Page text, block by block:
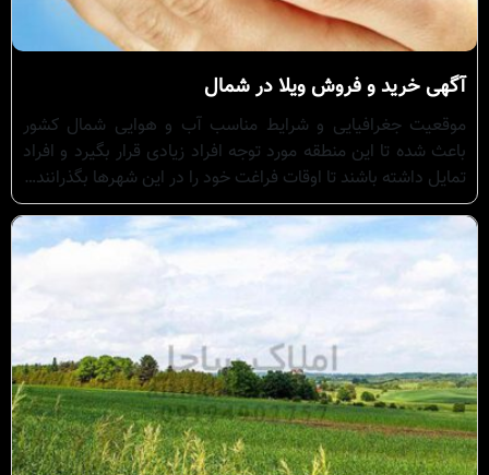
آگهی خرید و فروش ویلا در شمال
موقعیت جغرافیایی و شرایط مناسب آب و هوایی شمال کشور
باعث شده تا این منطقه مورد توجه افراد زیادی قرار بگیرد و افراد
تمایل داشته باشند تا اوقات فراغت خود را در این شهرها بگذرانند…